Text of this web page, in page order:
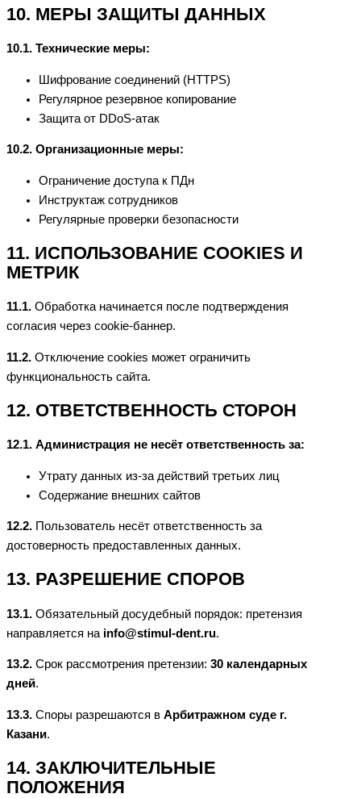
10. МЕРЫ ЗАЩИТЫ ДАННЫХ
10.1. Технические меры:
Шифрование соединений (HTTPS)
Регулярное резервное копирование
Защита от DDoS-атак
10.2. Организационные меры:
Ограничение доступа к ПДн
Инструктаж сотрудников
Регулярные проверки безопасности
11. ИСПОЛЬЗОВАНИЕ COOKIES И
МЕТРИК
11.1. Обработка начинается после подтверждения
согласия через cookie-баннер.
11.2. Отключение cookies может ограничить
функциональность сайта.
12. ОТВЕТСТВЕННОСТЬ СТОРОН
12.1. Администрация не несёт ответственность за:
Утрату данных из-за действий третьих лиц
Содержание внешних сайтов
12.2. Пользователь несёт ответственность за
достоверность предоставленных данных.
13. РАЗРЕШЕНИЕ СПОРОВ
13.1. Обязательный досудебный порядок: претензия
направляется на info@stimul-dent.ru.
13.2. Срок рассмотрения претензии: 30 календарных
дней.
13.3. Споры разрешаются в Арбитражном суде г.
Казани.
14. ЗАКЛЮЧИТЕЛЬНЫЕ
ПОЛОЖЕНИЯ